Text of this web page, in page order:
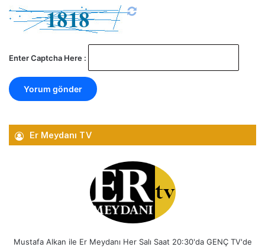
Enter Captcha Here :
Er Meydanı TV
Mustafa Alkan ile Er Meydanı Her Salı Saat 20:30'da GENÇ TV'de